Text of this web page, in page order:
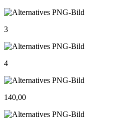
3
4
140,00